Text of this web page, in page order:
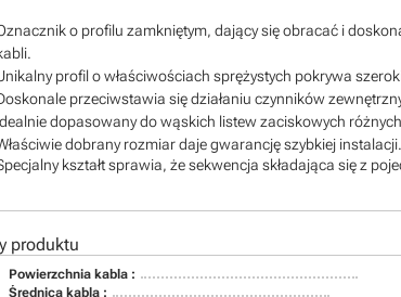
o profilu zamkniętym, dający się obracać i
profil o właściwościach sprężystych pokrywa
przeciwstawia się działaniu czynników
dopasowany do wąskich listew zaciskowych
dobrany rozmiar daje gwarancję szybkiej instalacji.
kształt sprawia, że sekwencja składająca się z
produktu
Powierzchnia kabla :
Średnica kabla :